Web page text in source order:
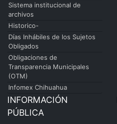
Sistema institucional de
archivos
Historico-
Días Inhábiles de los Sujetos
Obligados
Obligaciones de
Transparencia Municipales
(OTM)
Infomex Chihuahua
INFORMACIÓN
PÚBLICA